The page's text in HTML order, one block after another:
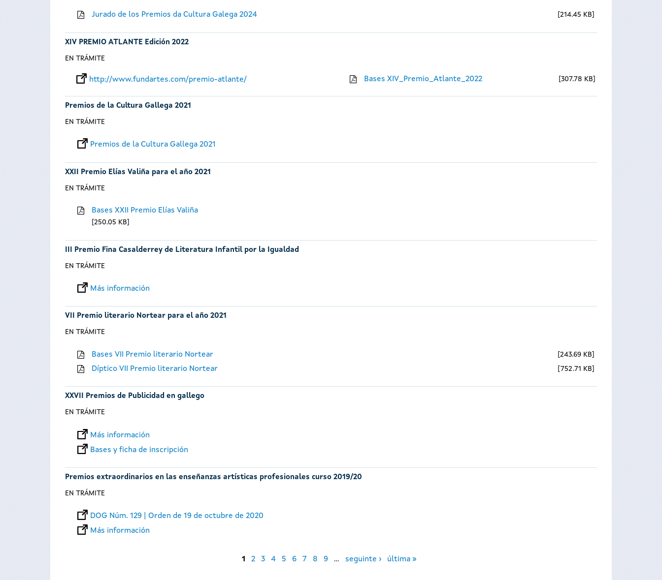
Jurado de los Premios da Cultura Galega 2024 214.45 KB
XIV PREMIO ATLANTE Edición 2022
EN TRÁMITE
http://www.fundartes.com/premio-atlante/ Bases XIV_Premio_Atlante_2022 307.78 KB
Premios de la Cultura Gallega 2021
EN TRÁMITE
Premios de la Cultura Gallega 2021
XXII Premio Elías Valiña para el año 2021
EN TRÁMITE
Bases XXII Premio Elías Valiña
250.05 KB
III Premio Fina Casalderrey de Literatura Infantil por la Igualdad
EN TRÁMITE
Más información
VII Premio literario Nortear para el año 2021
EN TRÁMITE
Bases VII Premio literario Nortear 243.69 KB
Díptico VII Premio literario Nortear 752.71 KB
XXVII Premios de Publicidad en gallego
EN TRÁMITE
Más información
Bases y ficha de inscripción
Premios extraordinarios en las enseñanzas artísticas profesionales curso 2019/20
EN TRÁMITE
DOG Núm. 129 | Orden de 19 de octubre de 2020
Más información
1 2 3 4 5 6 7 8 9 … seguinte › última »